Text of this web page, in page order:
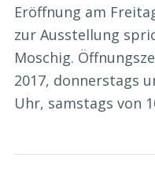
Eröffnung am
zur Ausstellung
Moschig.
2017, donnerstags
Uhr, samstags von